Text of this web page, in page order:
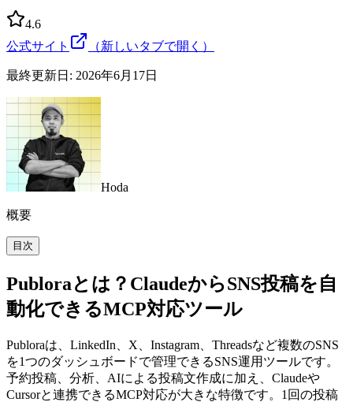
4.6
公式サイト
（新しいタブで開く）
最終更新日: 2026年6月17日
Hoda
概要
目次
Publoraとは？ClaudeからSNS投稿を自
動化できるMCP対応ツール
Publoraは、LinkedIn、X、Instagram、Threadsなど複数のSNS
を1つのダッシュボードで管理できるSNS運用ツールです。
予約投稿、分析、AIによる投稿文作成に加え、Claudeや
Cursorと連携できるMCP対応が大きな特徴です。1回の投稿